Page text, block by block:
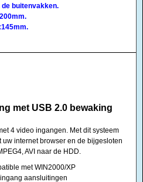
buitenvakken.
met USB 2.0 bewaking
4 video ingangen. Met dit systeem
internet browser en de bijgesloten
AVI naar de HDD.
met WIN2000/XP
aansluitingen